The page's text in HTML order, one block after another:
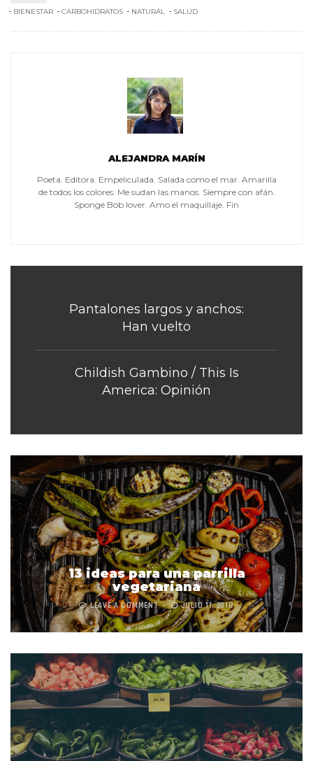
BIENESTAR
CARBOHIDRATOS NATURAL SALUD
ALEJANDRA MARÍN
Poeta. Editora. Empeliculada. Salada como el mar. Amarilla
de todos los colores. Me sudan las manos. Siempre con afán.
Sponge Bob lover. Amo el maquillaje. Fin
Pantalones largos y anchos:
Han vuelto
Childish Gambino / This Is
America: Opinión
13 ideas para una parrilla
vegetariana
LEAVE A COMMENT JULIO 11, 2018